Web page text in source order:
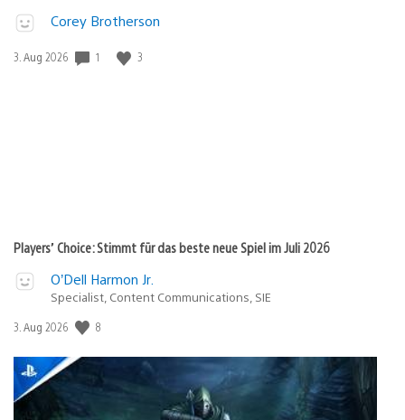
Corey Brotherson
Veröffentlichungsdatum:
3. Aug 2026 1 3
Players’ Choice: Stimmt für das beste neue Spiel im Juli 2026
O’Dell Harmon Jr.
Specialist, Content Communications, SIE
Veröffentlichungsdatum:
3. Aug 2026 8